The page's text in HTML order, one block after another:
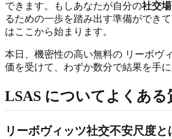
できます。もしあなたが自分の社交
るための一歩を踏み出す準備ができ
はここから始まります。
本日、機密性の高い無料の リーボヴ
価を受けて、わずか数分で結果を手に
LSAS についてよくある
リーボヴィッツ社交不安尺度と